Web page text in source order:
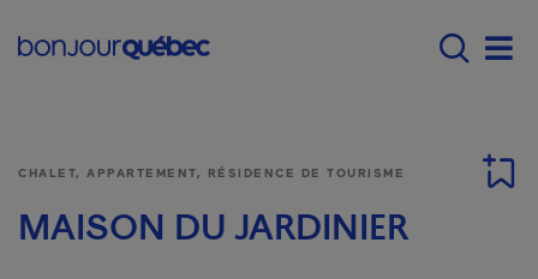
Main navigation -
CHALET, APPARTEMENT, RÉSIDENCE DE TOURISME
MAISON DU JARDINIER